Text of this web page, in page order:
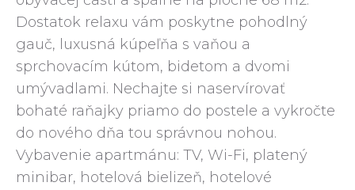
Dostatok relaxu vám poskytne pohodlný
gauč, luxusná kúpeľňa s vaňou a
sprchovacím kútom, bidetom a dvomi
umývadlami. Nechajte si naservírovať
bohaté raňajky priamo do postele a vykročte
do nového dňa tou správnou nohou.
Vybavenie apartmánu: TV, Wi-Fi, platený
minibar, hotelová bielizeň, hotelové